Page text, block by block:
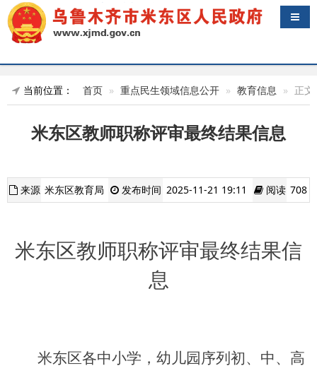
导航
当前位置： 首页 重点民生领域信息公开 教育信息 正文
米东区教师职称评审最终结果信息
来源 米东区教育局 发布时间 2025-11-21 19:11 阅读 708
米东区教师职称评审最终结果信
息
米东区各中小学，幼儿园序列初、中、高